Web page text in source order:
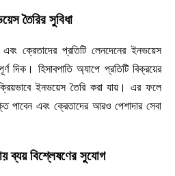
তৈরির সুবিধা
এবং ক্রেতাদের প্রতিটি লেনদেনের ইনভয়েস
দিক। হিসাবপাতি অ্যাপে প্রতিটি বিক্রয়ের
ইনভয়েস তৈরি করা যায়। এর ফলে
পাবেন এবং ক্রেতাদের আরও পেশাদার সেবা
ব্যয় বিশ্লেষণের সুযোগ